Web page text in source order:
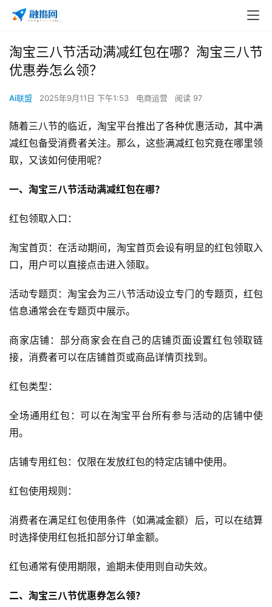
淘宝三八节活动满减红包在哪？淘宝三八节
优惠券怎么领？
Ai联盟 2025年9月11日 下午1:53 电商运营 阅读 97
随着三八节的临近，淘宝平台推出了各种优惠活动，其中满
减红包备受消费者关注。那么，这些满减红包究竟在哪里领
取，又该如何使用呢？
一、淘宝三八节活动满减红包在哪？
红包领取入口：
淘宝首页：在活动期间，淘宝首页会设有明显的红包领取入
口，用户可以直接点击进入领取。
活动专题页：淘宝会为三八节活动设立专门的专题页，红包
信息通常会在专题页中展示。
商家店铺：部分商家会在自己的店铺页面设置红包领取链
接，消费者可以在店铺首页或商品详情页找到。
红包类型：
全场通用红包：可以在淘宝平台所有参与活动的店铺中使
用。
店铺专用红包：仅限在发放红包的特定店铺中使用。
红包使用规则：
消费者在满足红包使用条件（如满减金额）后，可以在结算
时选择使用红包抵扣部分订单金额。
红包通常有使用期限，逾期未使用则自动失效。
二、淘宝三八节优惠券怎么领？